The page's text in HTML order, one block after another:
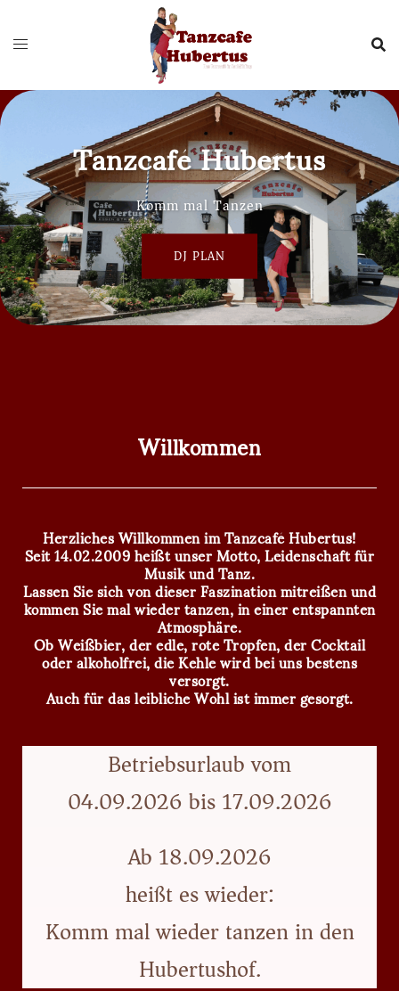
Tanzcafé Hubertus
Komm mal Tanzen
DJ PLAN
Willkommen
Herzliches Willkommen im Tanzcafé Hubertus!
Seit 14.02.2009 heißt unser Motto, Leidenschaft für
Musik und Tanz.
Lassen Sie sich von dieser Faszination mitreißen und
kommen Sie mal wieder tanzen, in einer entspannten
Atmosphäre.
Ob Weißbier, der edle, rote Tropfen, der Cocktail
oder alkoholfrei, die Kehle wird bei uns bestens
versorgt.
Auch für das leibliche Wohl ist immer gesorgt.
Betriebsurlaub vom
04.09.2026 bis 17.09.2026
Ab 18.09.2026
heißt es wieder:
Komm mal wieder tanzen in den
Hubertushof.